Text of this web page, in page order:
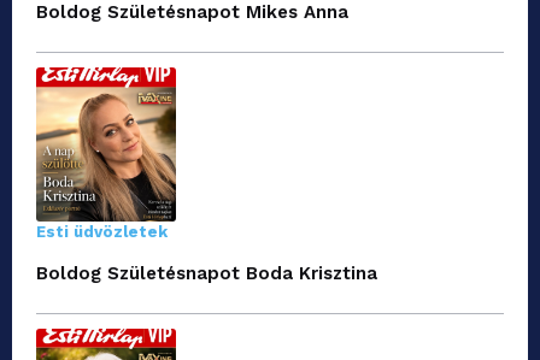
Boldog Születésnapot Mikes Anna
Esti üdvözletek
Boldog Születésnapot Boda Krisztina